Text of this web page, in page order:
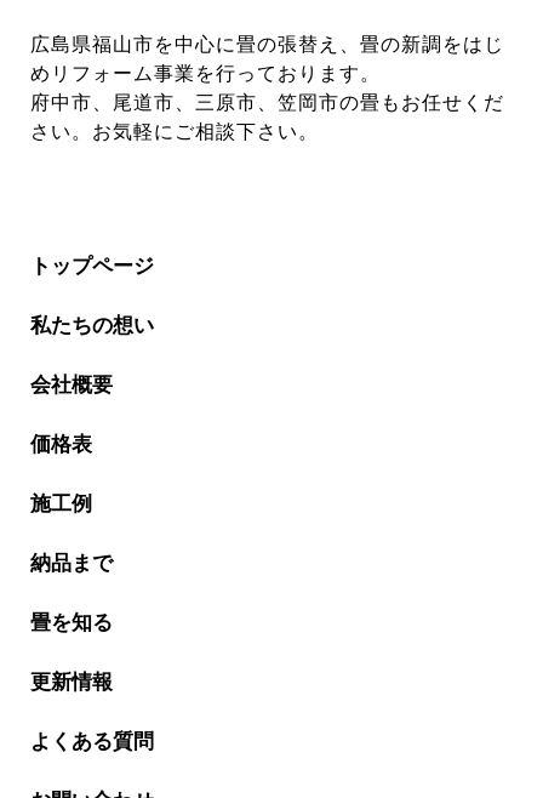
広島県福山市を中心に畳の張替え、畳の新調をはじ
めリフォーム事業を行っております。
府中市、尾道市、三原市、笠岡市の畳もお任せくだ
さい。お気軽にご相談下さい。
トップページ
私たちの想い
会社概要
価格表
施工例
納品まで
畳を知る
更新情報
よくある質問